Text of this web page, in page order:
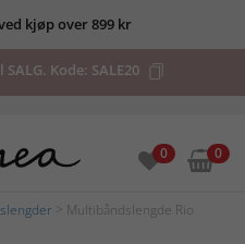
kjøp over 899 kr
SALG. Kode: SALE20
0 0
> Multibåndslengde Rio